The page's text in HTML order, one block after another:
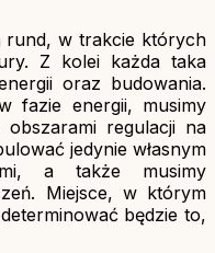
rund, w trakcie których
Z kolei każda taka
oraz budowania.
fazie energii, musimy
regulacji na
jedynie własnym
a także musimy
Miejsce, w którym
będzie to,